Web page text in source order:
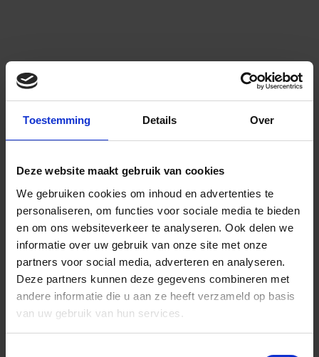
Toestemming Details Over
Deze website maakt gebruik van cookies
We gebruiken cookies om inhoud en advertenties te
personaliseren, om functies voor sociale media te bieden
en om ons websiteverkeer te analyseren. Ook delen we
informatie over uw gebruik van onze site met onze
partners voor social media, adverteren en analyseren.
Deze partners kunnen deze gegevens combineren met
andere informatie die u aan ze heeft verzameld op basis
van uw gebruik van hun services.